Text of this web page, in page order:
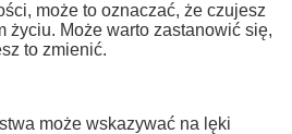
może to oznaczać, że czujesz
życiu. Może warto zastanowić się,
to zmienić.
może wskazywać na lęki